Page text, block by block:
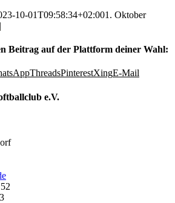
10-01T09:58:34+02:001. Oktober
|
Beitrag auf der Plattform deiner Wahl:
ThreadsPinterestXingE-Mail
e.V.